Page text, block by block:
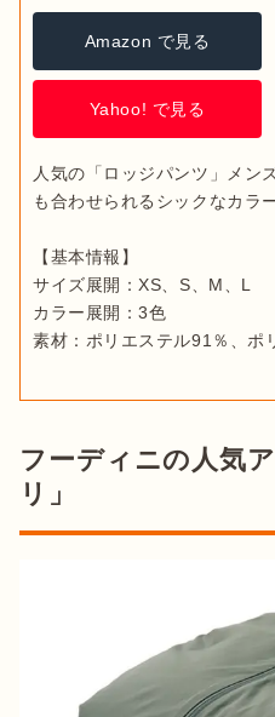
Amazon で見る
Yahoo! で見る
人気の「ロッジパンツ」メン
も合わせられるシックなカラ
【基本情報】
サイズ展開：XS、S、M、L
カラー展開：3色
素材：ポリエステル91％、ポ
フーディニの人気
リ」